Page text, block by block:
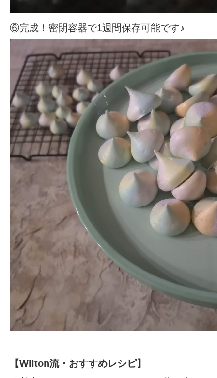
⑥完成！密閉容器で1週間保存可能です♪
【Wilton流・おすすめレシピ】